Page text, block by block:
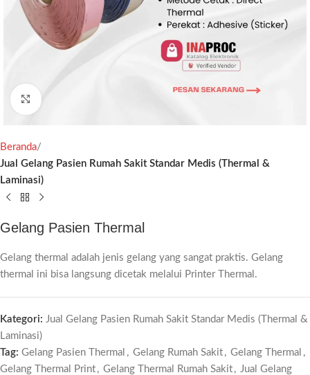
Beranda
Jual Gelang Pasien Rumah Sakit Standar Medis (Thermal &
Laminasi)
Gelang Pasien Thermal
Gelang thermal adalah jenis gelang yang sangat praktis. Gelang
thermal ini bisa langsung dicetak melalui Printer Thermal.
Kategori: Jual Gelang Pasien Rumah Sakit Standar Medis (Thermal &
Laminasi)
Tag: Gelang Pasien Thermal , Gelang Rumah Sakit , Gelang Thermal ,
Gelang Thermal Print , Gelang Thermal Rumah Sakit , Jual Gelang